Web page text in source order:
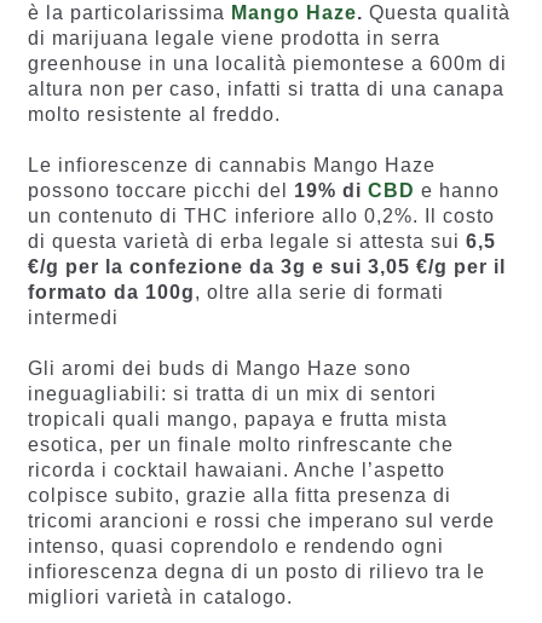
è la particolarissima Mango Haze. Questa qualità
di marijuana legale viene prodotta in serra
greenhouse in una località piemontese a 600m di
altura non per caso, infatti si tratta di una canapa
molto resistente al freddo.
Le infiorescenze di cannabis Mango Haze
possono toccare picchi del 19% di CBD e hanno
un contenuto di THC inferiore allo 0,2%. Il costo
di questa varietà di erba legale si attesta sui 6,5
€/g per la confezione da 3g e sui 3,05 €/g per il
formato da 100g, oltre alla serie di formati
intermedi
Gli aromi dei buds di Mango Haze sono
ineguagliabili: si tratta di un mix di sentori
tropicali quali mango, papaya e frutta mista
esotica, per un finale molto rinfrescante che
ricorda i cocktail hawaiani. Anche l’aspetto
colpisce subito, grazie alla fitta presenza di
tricomi arancioni e rossi che imperano sul verde
intenso, quasi coprendolo e rendendo ogni
infiorescenza degna di un posto di rilievo tra le
migliori varietà in catalogo.